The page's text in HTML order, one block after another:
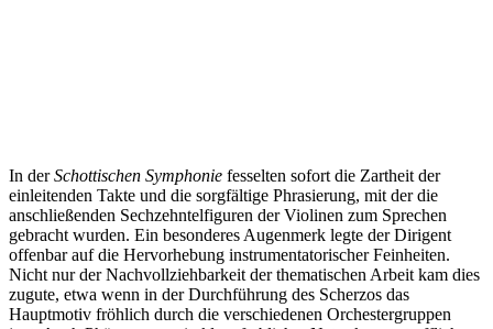
In derSchottischen Symphonie fesselten sofort die Zartheit der
einleitenden Takte und die sorgfältige Phrasierung, mit der die
anschließenden Sechzehntelfiguren der Violinen zum Sprechen
gebracht wurden. Ein besonderes Augenmerk legte der Dirigent
offenbar auf die Hervorhebung instrumentatorischer Feinheiten.
Nicht nur der Nachvollziehbarkeit der thematischen Arbeit kam dies
zugute, etwa wenn in der Durchführung des Scherzos das
Hauptmotiv fröhlich durch die verschiedenen Orchestergruppen